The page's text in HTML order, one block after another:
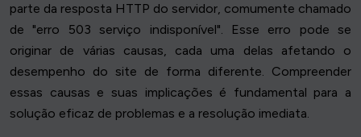
parte da resposta HTTP do servidor, comumente chamado
de "erro 503 serviço indisponível". Esse erro pode se
originar de várias causas, cada uma delas afetando o
desempenho do site de forma diferente. Compreender
essas causas e suas implicações é fundamental para a
solução eficaz de problemas e a resolução imediata.